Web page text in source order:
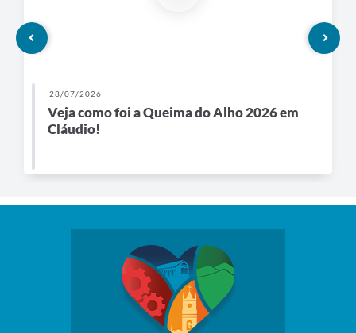
28/07/2026
Veja como foi a Queima do Alho 2026 em
Cláudio!